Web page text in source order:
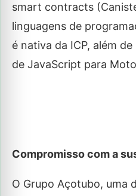
smart contracts
linguagens de
é nativa da ICP, além
de JavaScript para
Compromisso com a
O Grupo Açotubo, uma